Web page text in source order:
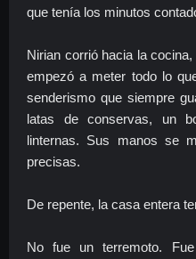
que tenía los minutos
Nirian corrió hacia la
empezó a meter todo lo
senderismo que siempre
latas de conservas, un
linternas. Sus manos se
precisas.
De repente, la casa entera
No fue un terremoto.